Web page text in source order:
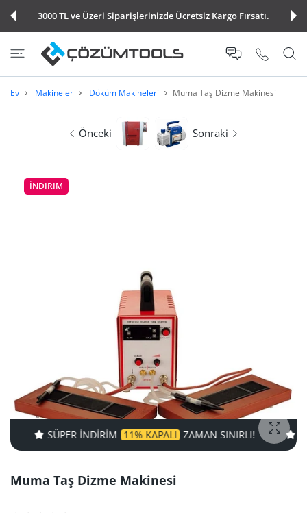
ATLA 3000 TL ve Üzeri Siparişlerinizde Ücretsiz Kargo Fırsatı.
Ev Makineler Döküm Makineleri Muma Taş Dizme Makinesi
Önceki Sonraki
SÜPER INDIRIM 11% KAPALI ZAMAN SINIRLI! SÜPER
İNDIRIM
Muma Taş Dizme Makinesi